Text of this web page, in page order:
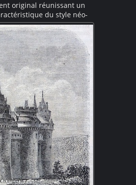
original réunissant un
du style néo-
colonnade, le tout
de statues.